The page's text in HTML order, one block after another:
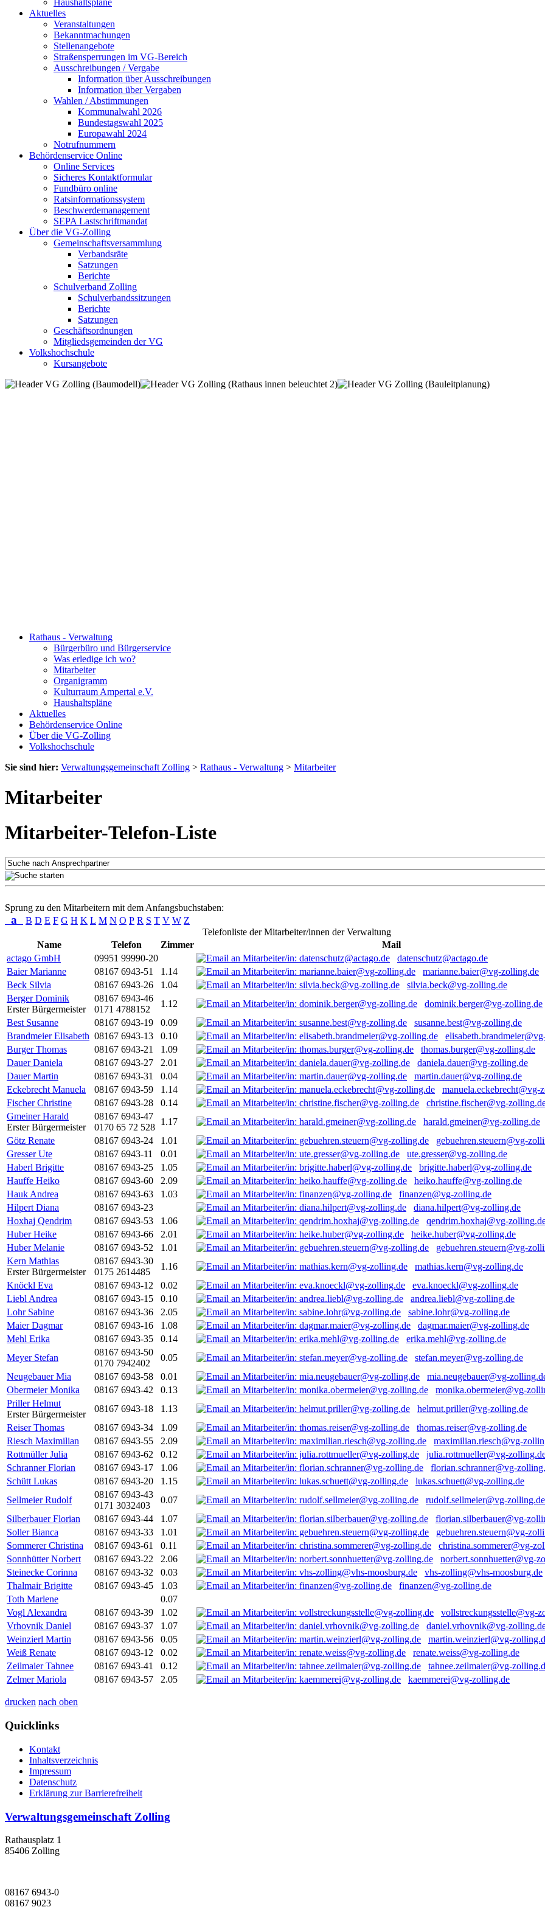
Haushaltspläne
Aktuelles
Veranstaltungen
Bekanntmachungen
Stellenangebote
Straßensperrungen im VG-Bereich
Ausschreibungen / Vergabe
Information über Ausschreibungen
Information über Vergaben
Wahlen / Abstimmungen
Kommunalwahl 2026
Bundestagswahl 2025
Europawahl 2024
Notrufnummern
Behördenservice Online
Online Services
Sicheres Kontaktformular
Fundbüro online
Ratsinformationssystem
Beschwerdemanagement
SEPA Lastschriftmandat
Über die VG-Zolling
Gemeinschaftsversammlung
Verbandsräte
Satzungen
Berichte
Schulverband Zolling
Schulverbandssitzungen
Berichte
Satzungen
Geschäftsordnungen
Mitgliedsgemeinden der VG
Volkshochschule
Kursangebote
Rathaus - Verwaltung
Bürgerbüro und Bürgerservice
Was erledige ich wo?
Mitarbeiter
Organigramm
Kulturraum Ampertal e.V.
Haushaltspläne
Aktuelles
Behördenservice Online
Über die VG-Zolling
Volkshochschule
Sie sind hier: Verwaltungsgemeinschaft Zolling > Rathaus - Verwaltung > Mitarbeiter
Mitarbeiter
Mitarbeiter-Telefon-Liste
Sprung zu den Mitarbeitern mit dem Anfangsbuchstaben:
a B D E F G H K L M N O P R S T V W Z
Telefonliste der Mitarbeiter/innen der Verwaltung
Name
Telefon Zimmer
Mail
actago GmbH
09951 99990-20
datenschutz@actago.de
Baier Marianne
08167 6943-51 1.14
marianne.baier@vg-zolling.de
Beck Silvia
08167 6943-26 1.04
silvia.beck@vg-zolling.de
Berger Dominik
Erster Bürgermeister
08167 6943-46
0171 4788152
1.12
dominik.berger@vg-zolling.de
Best Susanne
08167 6943-19 0.09
susanne.best@vg-zolling.de
Brandmeier Elisabeth 08167 6943-13 0.10
Burger Thomas
08167 6943-21 1.09
thomas.burger@vg-zolling.de
Dauer Daniela
08167 6943-27 2.01
daniela.dauer@vg-zolling.de
Dauer Martin
08167 6943-31 0.04
martin.dauer@vg-zolling.de
Eckebrecht Manuela
08167 6943-59 1.14
manuela.eckebrecht@vg-
Fischer Christine
08167 6943-28 0.14
christine.fischer@vg-
Gmeiner Harald
Erster Bürgermeister
08167 6943-47
0170 65 72 528
1.17
harald.gmeiner@vg-zolling.de
Götz Renate
08167 6943-24 1.01
gebuehren.steuern@vg-
Gresser Ute
08167 6943-11 0.01
ute.gresser@vg-zolling.de
Haberl Brigitte
08167 6943-25 1.05
brigitte.haberl@vg-zolling.de
Hauffe Heiko
08167 6943-60 2.09
heiko.hauffe@vg-zolling.de
Hauk Andrea
08167 6943-63 1.03
finanzen@vg-zolling.de
Hilpert Diana
08167 6943-23
diana.hilpert@vg-zolling.de
Hoxhaj Qendrim
08167 6943-53 1.06
qendrim.hoxhaj@vg-
Huber Heike
08167 6943-66 2.01
heike.huber@vg-zolling.de
Huber Melanie
08167 6943-52 1.01
gebuehren.steuern@vg-
Kern Mathias
Erster Bürgermeister
08167 6943-30
0175 2614485
1.16
mathias.kern@vg-zolling.de
Knöckl Eva
08167 6943-12 0.02
eva.knoeckl@vg-zolling.de
Liebl Andrea
08167 6943-15 0.10
andrea.liebl@vg-zolling.de
Lohr Sabine
08167 6943-36 2.05
sabine.lohr@vg-zolling.de
Maier Dagmar
08167 6943-16 1.08
dagmar.maier@vg-zolling.de
Mehl Erika
08167 6943-35 0.14
erika.mehl@vg-zolling.de
Meyer Stefan
08167 6943-50
0170 7942402
0.05
stefan.meyer@vg-zolling.de
Neugebauer Mia
08167 6943-58 0.01
mia.neugebauer@vg-
Obermeier Monika
08167 6943-42 0.13
monika.obermeier@vg-
Priller Helmut
Erster Bürgermeister
08167 6943-18 1.13
helmut.priller@vg-zolling.de
Reiser Thomas
08167 6943-34 1.09
thomas.reiser@vg-zolling.de
Riesch Maximilian
08167 6943-55 2.09
maximilian.riesch@vg-
Rottmüller Julia
08167 6943-62 0.12
julia.rottmueller@vg-
Schranner Florian
08167 6943-17 1.06
florian.schranner@vg-
Schütt Lukas
08167 6943-20 1.15
lukas.schuett@vg-zolling.de
Sellmeier Rudolf
08167 6943-43
0171 3032403
0.07
rudolf.sellmeier@vg-zolling.de
Silberbauer Florian
08167 6943-44 1.07
florian.silberbauer@vg-
Soller Bianca
08167 6943-33 1.01
gebuehren.steuern@vg-
Sommerer Christina
08167 6943-61 0.11
christina.sommerer@vg-
Sonnhütter Norbert
08167 6943-22 2.06
norbert.sonnhuetter@vg-
Steinecke Corinna
08167 6943-32 0.03
vhs-zolling@vhs-moosburg.de
Thalmair Brigitte
08167 6943-45 1.03
finanzen@vg-zolling.de
Toth Marlene
0.07
Vogl Alexandra
08167 6943-39 1.02
vollstreckungsstelle@vg-
Vrhovnik Daniel
08167 6943-37 1.07
daniel.vrhovnik@vg-
Weinzierl Martin
08167 6943-56 0.05
martin.weinzierl@vg-
Weiß Renate
08167 6943-12 0.02
renate.weiss@vg-zolling.de
Zeilmaier Tahnee
08167 6943-41 0.12
tahnee.zeilmaier@vg-
Zelmer Mariola
08167 6943-57 2.05 kaemmerei@vg-zolling.de
drucken nach oben
Quicklinks
Kontakt
Inhaltsverzeichnis
Impressum
Datenschutz
Erklärung zur Barrierefreiheit
Verwaltungsgemeinschaft Zolling
Rathausplatz 1
85406 Zolling
08167 6943-0
08167 9023